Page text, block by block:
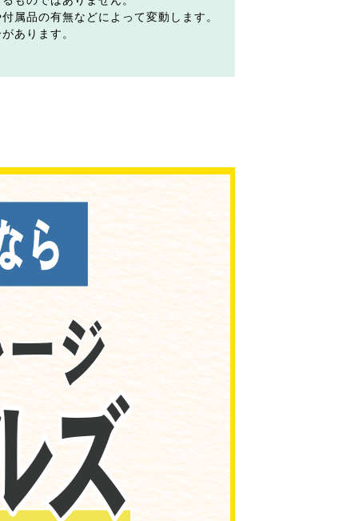
属品の有無などによって変動します。
あります。